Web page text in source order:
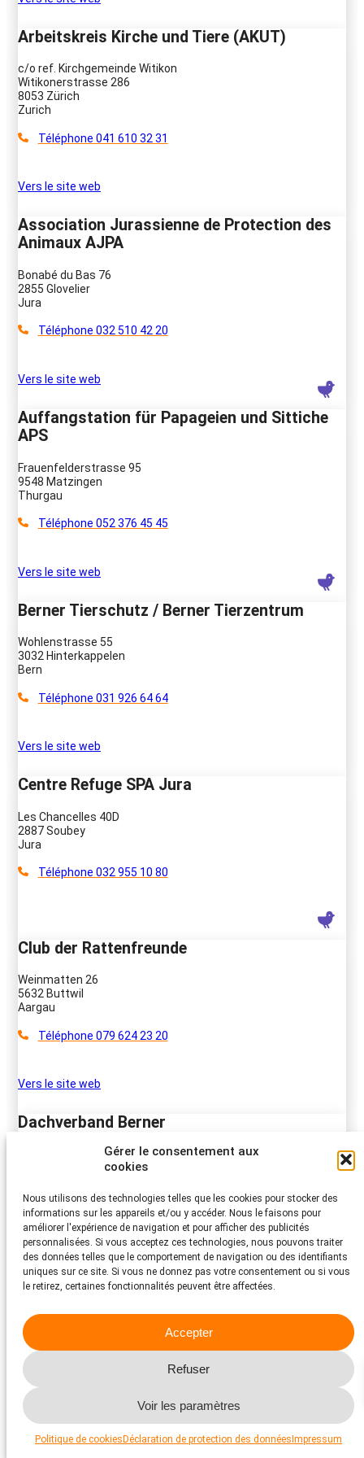
Gérer le consentement aux
cookies
Nous utilisons des technologies telles que les cookies pour stocker des
informations sur les appareils et/ou y accéder. Nous le faisons pour
améliorer l'expérience de navigation et pour afficher des publicités
personnalisées. Si vous acceptez ces technologies, nous pouvons traiter
des données telles que le comportement de navigation ou des identifiants
uniques sur ce site. Si vous ne donnez pas votre consentement ou si vous
le retirez, certaines fonctionnalités peuvent être affectées.
Accepter
Refuser
Voir les paramètres
Politique de cookies Déclaration de protection des données Impressum
Arbeitskreis Kirche und Tiere (AKUT)
c/o ref. Kirchgemeinde Witikon
Witikonerstrasse 286
8053 Zürich
Zurich
Téléphone 041 610 32 31
Vers le site web
Association Jurassienne de Protection des
Animaux AJPA
Bonabé du Bas 76
2855 Glovelier
Jura
Téléphone 032 510 42 20
Vers le site web
Auffangstation für Papageien und Sittiche
APS
Frauenfelderstrasse 95
9548 Matzingen
Thurgau
Téléphone 052 376 45 45
Vers le site web
Berner Tierschutz / Berner Tierzentrum
Wohlenstrasse 55
3032 Hinterkappelen
Bern
Téléphone 031 926 64 64
Vers le site web
Centre Refuge SPA Jura
Les Chancelles 40D
2887 Soubey
Jura
Téléphone 032 955 10 80
Club der Rattenfreunde
Weinmatten 26
5632 Buttwil
Aargau
Téléphone 079 624 23 20
Vers le site web
Dachverband Berner
Bern
Vers le site web
Fondation Neuchâteloise d’Accueil pour
Refuge de Cottendart
Route de Cottendart 7
2013 Colombier
Neuenburg
Téléphone 032 841 38 31